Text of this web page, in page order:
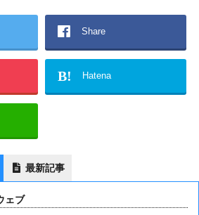
Share
B! Hatena
最新記事
ェブ